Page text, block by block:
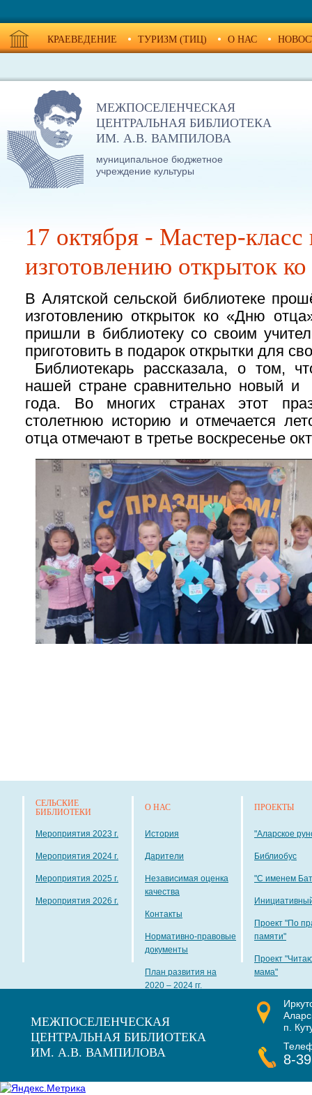
КРАЕВЕДЕНИЕ ТУРИЗМ (ТИЦ) О НАС
МЕЖПОСЕЛЕНЧЕСКАЯ
ЦЕНТРАЛЬНАЯ БИБЛИОТЕКА
ИМ. А.В. ВАМПИЛОВА
муниципальное бюджетное
учреждение культуры
17 октября - Мастер-класс
изготовлению открыток
В Алятской сельской библиотеке
изготовлению открыток ко «Дню
пришли в библиотеку со своим
приготовить в подарок открытки для
Библиотекарь рассказала, о том,
нашей стране сравнительно новый и
года. Во многих странах этот
столетнюю историю и отмечается
отца отмечают в третье воскресенье
СЕЛЬСКИЕ
БИБЛИОТЕКИ
Мероприятия 2023 г.
Мероприятия 2024 г.
Мероприятия 2025 г.
Мероприятия 2026 г.
О НАС
История
Дарители
Независимая оценка
качества
Контакты
Нормативно-правовые
документы
План развития на
2020 – 2024 гг.
ПРОЕКТЫ
"Аларское
Библиобус
"С именем
Проект "По
памяти"
Проект
мама"
МЕЖПОСЕЛЕНЧЕСКАЯ
ЦЕНТРАЛЬНАЯ БИБЛИОТЕКА
ИМ. А.В. ВАМПИЛОВА
п.
8-